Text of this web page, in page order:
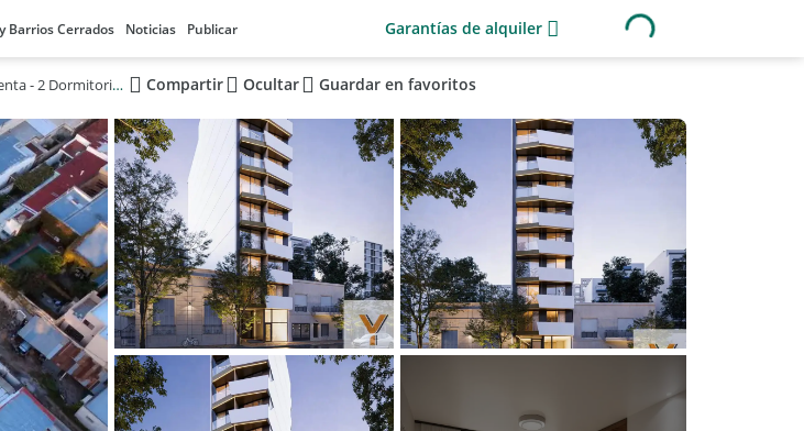
Barrios Cerrados Noticias Publicar Garantías de alquiler
Departamento en construcción- venta - 2 Dormitorios 1 Baño - 62Mts2 - La Plata-TORRE CEHËR Compartir Ocultar Guardar en favoritos